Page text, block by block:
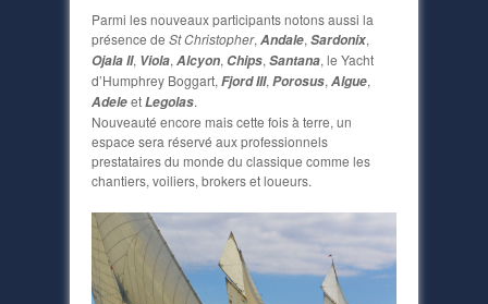
Parmi les nouveaux participants notons aussi la
présence de St Christopher, Andale, Sardonix,
Ojala II, Viola, Alcyon, Chips, Santana, le Yacht
d’Humphrey Boggart, Fjord III, Porosus, Algue,
AdeleetLegolas.
Nouveauté encore mais cette fois à terre, un
espace sera réservé aux professionnels
prestataires du monde du classique comme les
chantiers, voiliers, brokers et loueurs.